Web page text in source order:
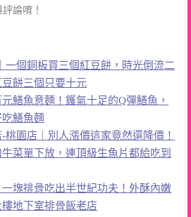
論唷！
一個銅板買三個紅豆餅，時光倒流二
餅三個只要十元
鱔魚意麵！鑊氣十足的Q彈鱔魚，
鱔魚麵
桃園店｜別人漲價這家竟然還降價！
菜單下放，連頂級生魚片都給吃到
塊排骨吃出半世紀功夫！外酥內嫩
地下室排骨飯老店